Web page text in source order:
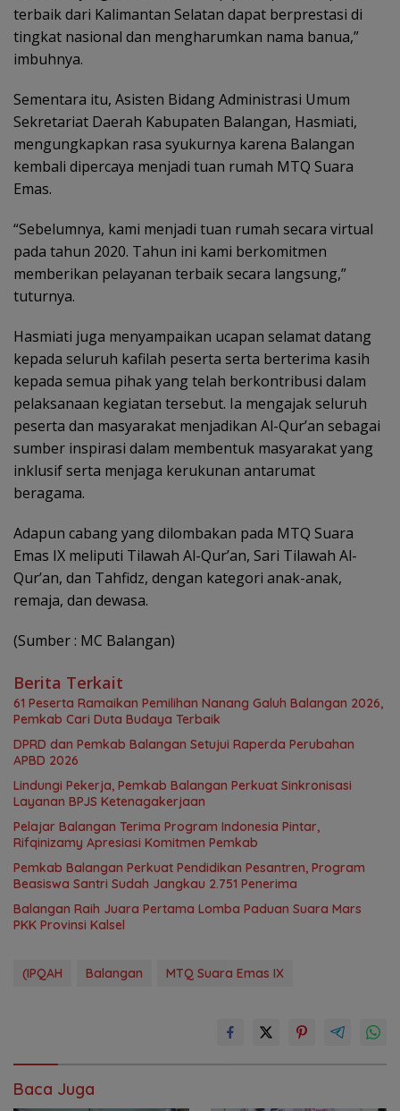
terbaik dari Kalimantan Selatan dapat berprestasi di
tingkat nasional dan mengharumkan nama banua,”
imbuhnya.
Sementara itu, Asisten Bidang Administrasi Umum
Sekretariat Daerah Kabupaten Balangan, Hasmiati,
mengungkapkan rasa syukurnya karena Balangan
kembali dipercaya menjadi tuan rumah MTQ Suara
Emas.
“Sebelumnya, kami menjadi tuan rumah secara virtual
pada tahun 2020. Tahun ini kami berkomitmen
memberikan pelayanan terbaik secara langsung,”
tuturnya.
Hasmiati juga menyampaikan ucapan selamat datang
kepada seluruh kafilah peserta serta berterima kasih
kepada semua pihak yang telah berkontribusi dalam
pelaksanaan kegiatan tersebut. Ia mengajak seluruh
peserta dan masyarakat menjadikan Al-Qur’an sebagai
sumber inspirasi dalam membentuk masyarakat yang
inklusif serta menjaga kerukunan antarumat
beragama.
Adapun cabang yang dilombakan pada MTQ Suara
Emas IX meliputi Tilawah Al-Qur’an, Sari Tilawah Al-
Qur’an, dan Tahfidz, dengan kategori anak-anak,
remaja, dan dewasa.
(Sumber : MC Balangan)
Berita Terkait
61 Peserta Ramaikan Pemilihan Nanang Galuh Balangan 2026,
Pemkab Cari Duta Budaya Terbaik
DPRD dan Pemkab Balangan Setujui Raperda Perubahan
APBD 2026
Lindungi Pekerja, Pemkab Balangan Perkuat Sinkronisasi
Layanan BPJS Ketenagakerjaan
Pelajar Balangan Terima Program Indonesia Pintar,
Rifqinizamy Apresiasi Komitmen Pemkab
Pemkab Balangan Perkuat Pendidikan Pesantren, Program
Beasiswa Santri Sudah Jangkau 2.751 Penerima
Balangan Raih Juara Pertama Lomba Paduan Suara Mars
PKK Provinsi Kalsel
(IPQAH Balangan MTQ Suara Emas IX
Baca Juga